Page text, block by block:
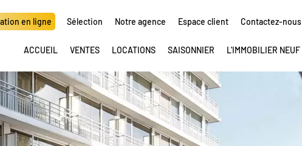
en ligne Sélection Notre agence Espace client Contactez-nous
ACCUEIL VENTES LOCATIONS SAISONNIER L'IMMOBILIER NEUF